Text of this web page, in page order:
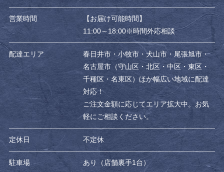
営業時間
【お届け可能時間】
11:00～18:00※時間外応相談
配達エリア
春日井市・小牧市・犬山市・尾張旭市・
名古屋市（守山区・北区・中区・東区・
千種区・名東区）ほか幅広い地域に配達
対応！
ご注文金額に応じてエリア拡大中。お気
軽にご相談ください。
定休日 不定休
駐車場 あり（店舗裏手1台）